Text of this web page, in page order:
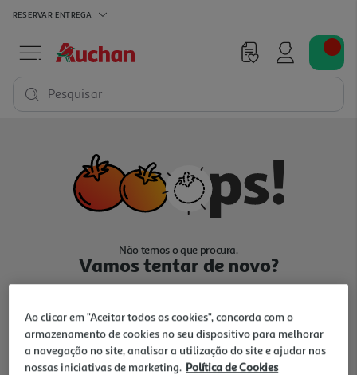
RESERVAR ENTREGA
Pesquisar
Não temos o que procura.
Vamos tentar de novo?
Ao clicar em "Aceitar todos os cookies", concorda com o
armazenamento de cookies no seu dispositivo para melhorar
a navegação no site, analisar a utilização do site e ajudar nas
nossas iniciativas de marketing. Política de Cookies